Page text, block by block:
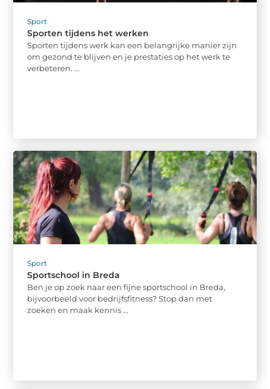
Sport
Sporten tijdens het werken
Sporten tijdens werk kan een belangrijke manier zijn
om gezond te blijven en je prestaties op het werk te
verbeteren. ...
Sport
Sportschool in Breda
Ben je op zoek naar een fijne sportschool in Breda,
bijvoorbeeld voor bedrijfsfitness? Stop dan met
zoeken en maak kennis ...